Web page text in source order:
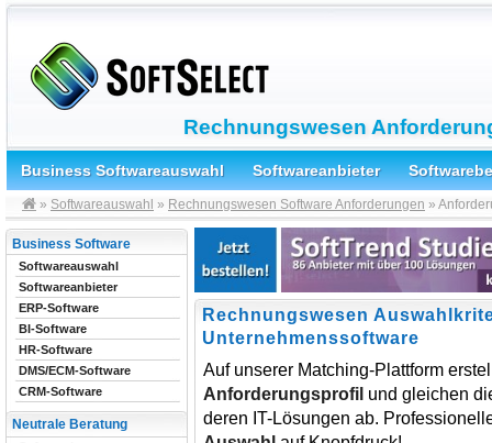
Rechnungswesen
Business Softwareauswahl Softwareanbieter
» Softwareauswahl » Rechnungswesen Software Anforderungen »
Rechnungswesen
Unternehmenssoftware
Auf unserer Matching-Plattform
Anforderungsprofil und gleichen
deren IT-Lösungen ab.
Business Software
Softwareauswahl
Softwareanbieter
ERP-Software
BI-Software
HR-Software
DMS/ECM-Software
CRM-Software
Neutrale Beratung